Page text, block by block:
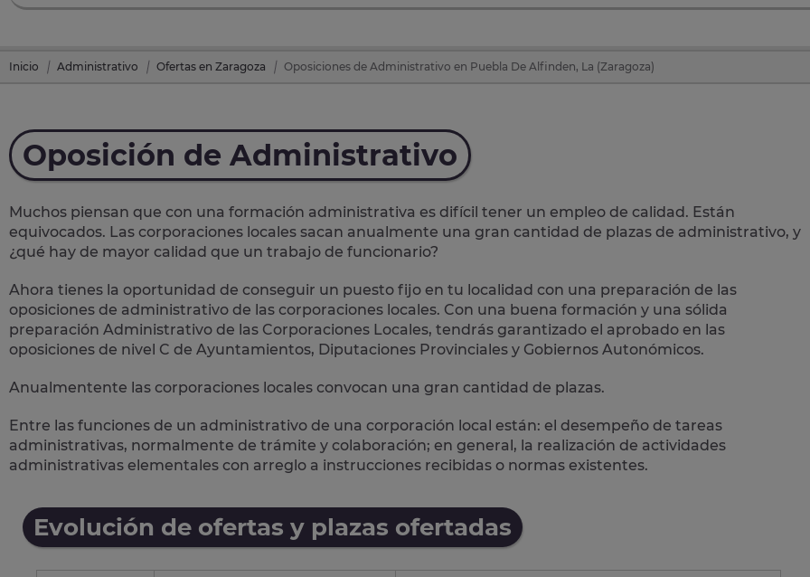
Inicio Administrativo Ofertas en Zaragoza Oposiciones de Administrativo en Puebla De Alfinden, La (Zaragoza)
Oposición de Administrativo
Muchos piensan que con una formación administrativa es difícil tener un empleo de calidad. Están
equivocados. Las corporaciones locales sacan anualmente una gran cantidad de plazas de administrativo, y
¿qué hay de mayor calidad que un trabajo de funcionario?
Ahora tienes la oportunidad de conseguir un puesto fijo en tu localidad con una preparación de las
oposiciones de administrativo de las corporaciones locales. Con una buena formación y una sólida
preparación Administrativo de las Corporaciones Locales, tendrás garantizado el aprobado en las
oposiciones de nivel C de Ayuntamientos, Diputaciones Provinciales y Gobiernos Autonómicos.
Anualmentente las corporaciones locales convocan una gran cantidad de plazas.
Entre las funciones de un administrativo de una corporación local están: el desempeño de tareas
administrativas, normalmente de trámite y colaboración; en general, la realización de actividades
administrativas elementales con arreglo a instrucciones recibidas o normas existentes.
Evolución de ofertas y plazas ofertadas